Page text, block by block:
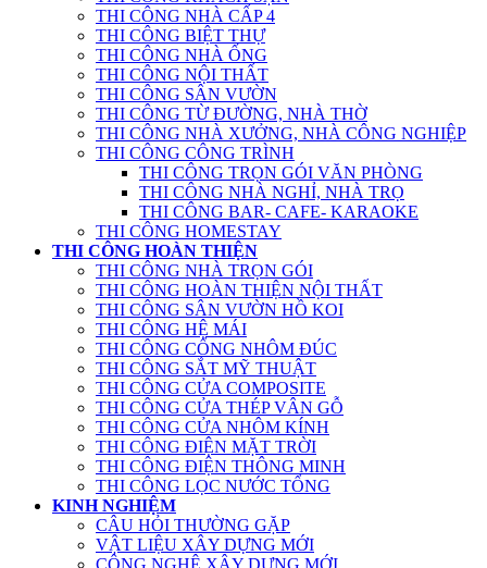
THI CÔNG NHÀ CẤP 4
THI CÔNG BIỆT THỰ
THI CÔNG NHÀ ỐNG
THI CÔNG NỘI THẤT
THI CÔNG SÂN VƯỜN
THI CÔNG TỪ ĐƯỜNG, NHÀ THỜ
THI CÔNG NHÀ XƯỞNG, NHÀ CÔNG NGHIỆP
THI CÔNG CÔNG TRÌNH
THI CÔNG TRỌN GÓI VĂN PHÒNG
THI CÔNG NHÀ NGHỈ, NHÀ TRỌ
THI CÔNG BAR- CAFE- KARAOKE
THI CÔNG HOMESTAY
THI CÔNG HOÀN THIỆN
THI CÔNG NHÀ TRỌN GÓI
THI CÔNG HOÀN THIỆN NỘI THẤT
THI CÔNG SÂN VƯỜN HỒ KOI
THI CÔNG HỆ MÁI
THI CÔNG CỔNG NHÔM ĐÚC
THI CÔNG SẮT MỸ THUẬT
THI CÔNG CỬA COMPOSITE
THI CÔNG CỬA THÉP VÂN GỖ
THI CÔNG CỬA NHÔM KÍNH
THI CÔNG ĐIỆN MẶT TRỜI
THI CÔNG ĐIỆN THÔNG MINH
THI CÔNG LỌC NƯỚC TỔNG
KINH NGHIỆM
CÂU HỎI THƯỜNG GẶP
VẬT LIỆU XÂY DỰNG MỚI
CÔNG NGHỆ XÂY DỰNG MỚI